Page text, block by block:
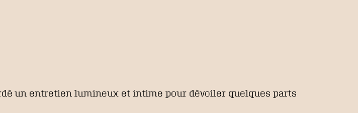
un entretien lumineux et intime pour dévoiler quelques parts